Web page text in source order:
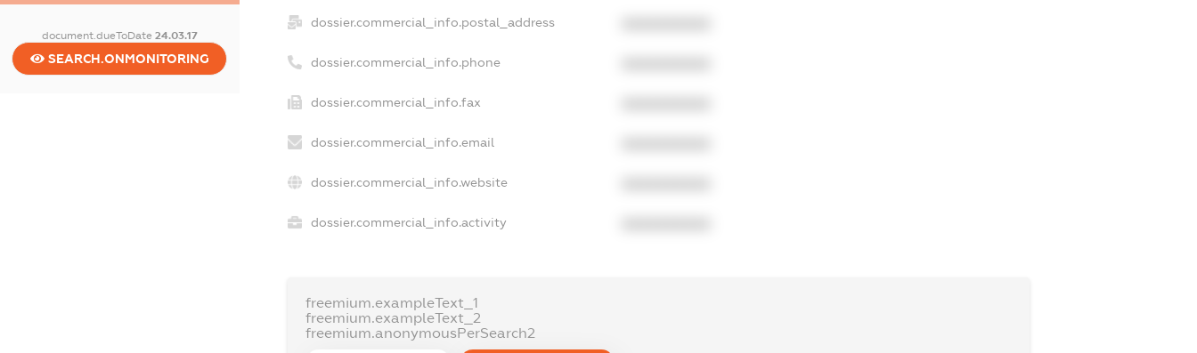
document.dueToDate 24.03.17
SEARCH.ONMONITORING
dossier.commercial_info.postal_address
dossier.commercial_info.phone
dossier.commercial_info.fax
dossier.commercial_info.email
dossier.commercial_info.website
dossier.commercial_info.activity
freemium.exampleText_1
freemium.exampleText_2
freemium.anonymousPerSearch2